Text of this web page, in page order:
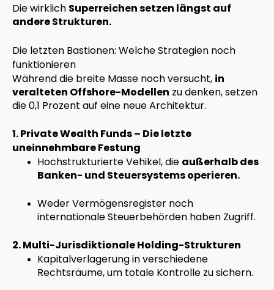
Die wirklich Superreichen setzen längst auf
andere Strukturen.
Die letzten Bastionen: Welche Strategien noch
funktionieren
Während die breite Masse noch versucht, in
veralteten Offshore-Modellen zu denken, setzen
die 0,1 Prozent auf eine neue Architektur.
1. Private Wealth Funds – Die letzte
uneinnehmbare Festung
Hochstrukturierte Vehikel, die außerhalb des
Banken- und Steuersystems operieren.
Weder Vermögensregister noch
internationale Steuerbehörden haben Zugriff.
2. Multi-Jurisdiktionale Holding-Strukturen
Kapitalverlagerung in verschiedene
Rechtsräume, um totale Kontrolle zu sichern.